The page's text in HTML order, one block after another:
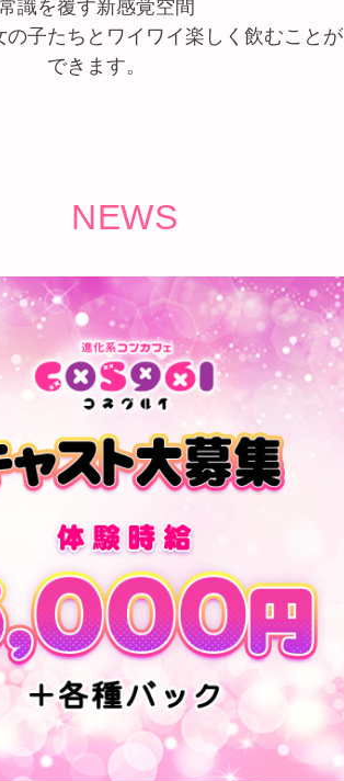
識を覆す新感覚空間
の子たちとワイワイ楽しく飲むことが
できます。
NEWS